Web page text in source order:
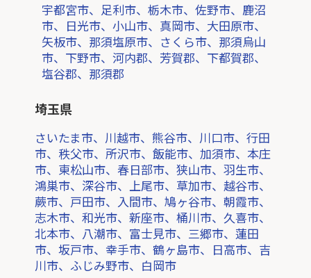
宇都宮市、足利市、栃木市、佐野市、鹿沼
市、日光市、小山市、真岡市、大田原市、
矢板市、那須塩原市、さくら市、那須烏山
市、下野市、河内郡、芳賀郡、下都賀郡、
塩谷郡、那須郡
埼玉県
さいたま市、川越市、熊谷市、川口市、行田
市、秩父市、所沢市、飯能市、加須市、本庄
市、東松山市、春日部市、狭山市、羽生市、
鴻巣市、深谷市、上尾市、草加市、越谷市、
蕨市、戸田市、入間市、鳩ヶ谷市、朝霞市、
志木市、和光市、新座市、桶川市、久喜市、
北本市、八潮市、富士見市、三郷市、蓮田
市、坂戸市、幸手市、鶴ヶ島市、日高市、吉
川市、ふじみ野市、白岡市